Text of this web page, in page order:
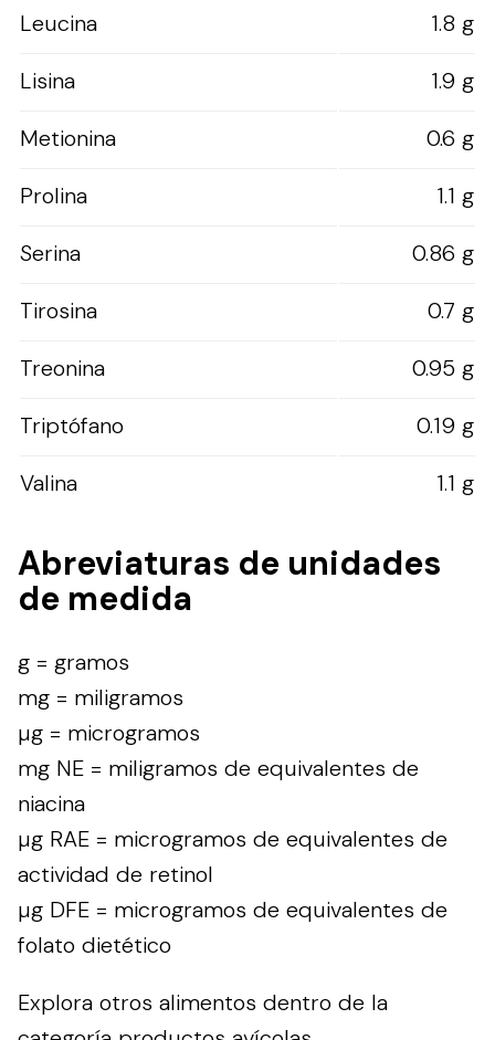
Leucina
1.8 g
Lisina
1.9 g
Metionina
0.6 g
Prolina
1.1 g
Serina
0.86 g
Tirosina
0.7 g
Treonina
0.95 g
Triptófano
0.19 g
Valina
1.1 g
Abreviaturas de unidades
de medida
g = gramos
mg = miligramos
µg = microgramos
mg NE = miligramos de equivalentes de
niacina
µg RAE = microgramos de equivalentes de
actividad de retinol
µg DFE = microgramos de equivalentes de
folato dietético
Explora otros alimentos dentro de la